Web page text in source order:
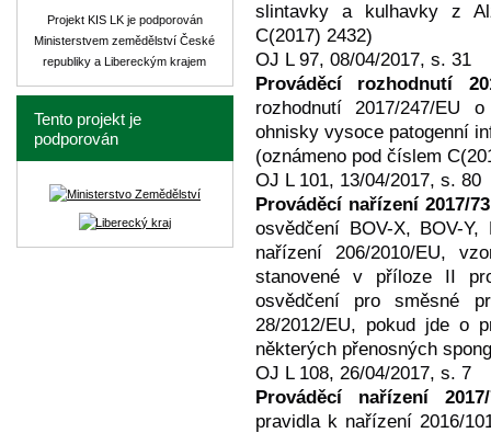
slintavky a kulhavky z
C(2017) 2432)
OJ L 97, 08/04/2017, s. 31
Prováděcí rozhodnutí
rozhodnutí 2017/247/EU
ohnisky vysoce patogenní
(oznámeno pod číslem
OJ L 101, 13/04/2017, s. 80
Prováděcí nařízení 2017/
osvědčení BOV-X, BOV-
nařízení 206/2010/EU,
stanovené v příloze II
osvědčení pro směsné
28/2012/EU, pokud jde o
některých přenosných
OJ L 108, 26/04/2017, s. 7
Prováděcí nařízení 2017/
pravidla k nařízení 2016/
Projekt KIS LK je podporován
Ministerstvem zemědělství České
republiky a Libereckým krajem
Tento projekt je
podporován